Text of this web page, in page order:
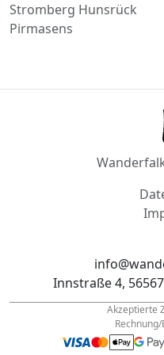
Akzeptierte
Tel.: +49